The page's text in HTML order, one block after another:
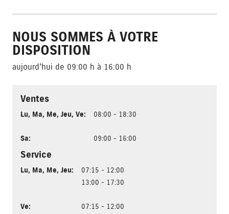
NOUS SOMMES À VOTRE
DISPOSITION
aujourd'hui de 09:00 h à 16:00 h
Ventes
Lu, Ma, Me, Jeu, Ve: 08:00 - 18:30
Sa: 09:00 - 16:00
Service
Lu, Ma, Me, Jeu:
07:15 - 12:00
13:00 - 17:30
Ve:
07:15 - 12:00